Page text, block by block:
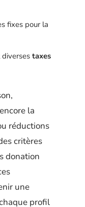
fixes pour la
diverses taxes
la
réductions
critères
donation
une
profil